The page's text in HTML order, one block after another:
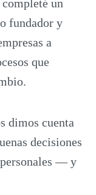
un
fundador y
a
que
dimos cuenta
decisiones
— y